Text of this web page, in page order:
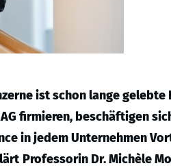
ist schon lange gelebte
firmieren, beschäftigen
in jedem Unternehmen
Professorin Dr. Michèle